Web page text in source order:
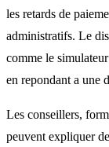
les retards de
administratifs. Le
comme le
en repondant a une
Les conseillers,
peuvent expliquer